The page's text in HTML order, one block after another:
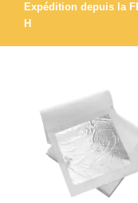
Expédition depuis la
H